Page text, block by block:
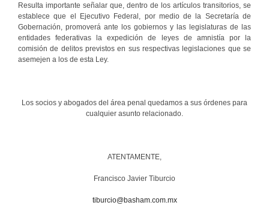
Resulta importante señalar que, dentro de los artículos transitorios, se
establece que el Ejecutivo Federal, por medio de la Secretaría de
Gobernación, promoverá ante los gobiernos y las legislaturas de las
entidades federativas la expedición de leyes de amnistía por la
comisión de delitos previstos en sus respectivas legislaciones que se
asemejen a los de esta Ley.
Los socios y abogados del área penal quedamos a sus órdenes para
cualquier asunto relacionado.
ATENTAMENTE,
Francisco Javier Tiburcio
tiburcio@basham.com.mx